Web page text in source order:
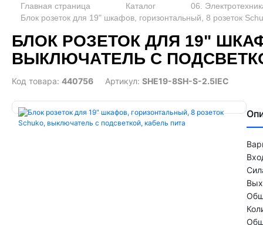
Главная страница Каталог
06.
Блок розеток для 19" шкафов, горизонтальный, 8 розеток
БЛОК РОЗЕТОК ДЛЯ 19"
ВЫКЛЮЧАТЕЛЬ С
Код товара: 440756 Артикул: SHE19-8SH-S-2.5IEC